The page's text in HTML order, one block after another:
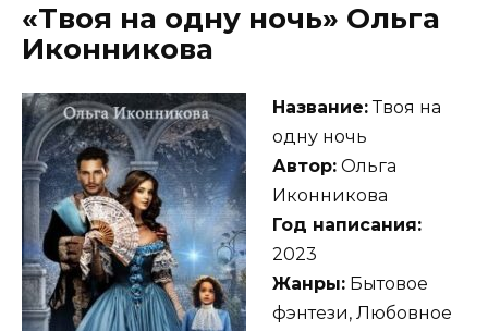
«Твоя на одну ночь» Ольга
Иконникова
Название:Твоя на
одну ночь
Автор: Ольга
Иконникова
Год написания:
2023
Жанры: Бытовое
фэнтези, Любовное